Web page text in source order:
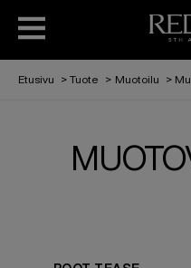
Etusivu > Tuote > Muotoilu >